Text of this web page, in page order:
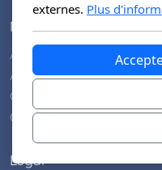
Menu principal
Accueil
À propos de
Galerie
Contactez-nous
Légal
externes. Plus